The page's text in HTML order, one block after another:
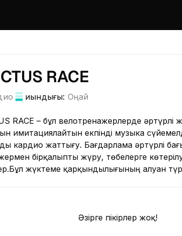
RACE
Қиындығы: Оңай
RACE – бұл велотренажерлерде әртүрлі
имитациялайтын екпінді музыка
кардио жаттығу. Бағдарлама әртүрлі
бірқалыпты жүру, төбелерге
жүктеме қарқындылығының алуан
жаттығу элементтерін қамтиды.
Әзірге пікірлер жоқ!